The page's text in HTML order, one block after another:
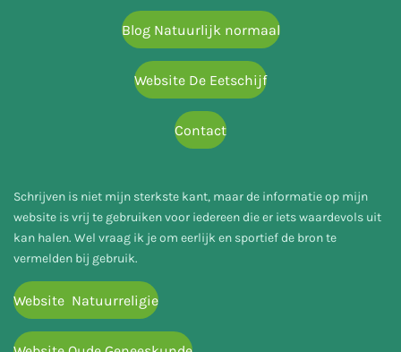
Blog Natuurlijk normaal
Website De Eetschijf
Contact
Schrijven is niet mijn sterkste kant, maar de informatie op mijn
website is vrij te gebruiken voor iedereen die er iets waardevols uit
kan halen. Wel vraag ik je om eerlijk en sportief de bron te
vermelden bij gebruik.
Website Natuurreligie